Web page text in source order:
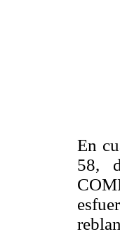
En
58,